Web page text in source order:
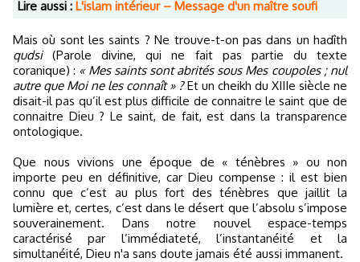
Lire aussi : L'islam intérieur – Message d'un maître soufi
Mais où sont les saints ? Ne trouve-t-on pas dans un hadîth
qudsi(Parole divine, qui ne fait pas partie du texte
coranique) : « Mes saints sont abrités sous Mes coupoles ; nul
autre que Moi ne les connaît » ?Et un cheikh du XIIIe siècle ne
disait-il pas qu’il est plus difficile de connaitre le saint que de
connaitre Dieu ? Le saint, de fait, est dans la transparence
ontologique.
Que nous vivions une époque de « ténèbres » ou non
importe peu en définitive, car Dieu compense : il est bien
connu que c’est au plus fort des ténèbres que jaillit la
lumière et, certes, c’est dans le désert que l’absolu s’impose
souverainement. Dans notre nouvel espace-temps
caractérisé par l’immédiateté, l’instantanéité et la
simultanéité, Dieu n'a sans doute jamais été aussi immanent.